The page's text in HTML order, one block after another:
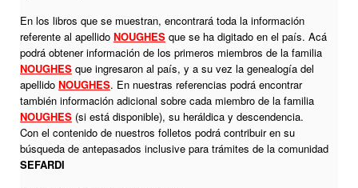
En los libros que se muestran, encontrará toda la información
referente al apellido NOUGHES que se ha digitado en el país. Acá
podrá obtener información de los primeros miembros de la familia
NOUGHES que ingresaron al país, y a su vez la genealogía del
apellido NOUGHES. En nuestras referencias podrá encontrar
también información adicional sobre cada miembro de la familia
NOUGHES (si está disponible), su heráldica y descendencia.
Con el contenido de nuestros folletos podrá contribuir en su
búsqueda de antepasados inclusive para trámites de la comunidad
SEFARDI